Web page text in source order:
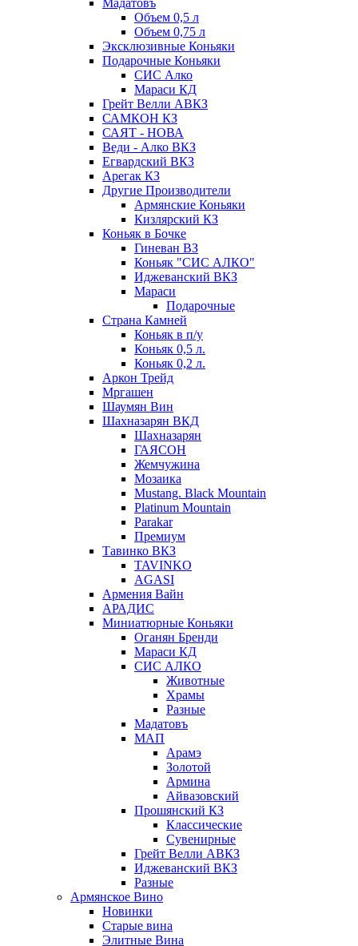
Мадатовъ
Объем 0,5 л
Объем 0,75 л
Эксклюзивные Коньяки
Подарочные Коньяки
СИС Алко
Мараси КД
Грейт Велли АВКЗ
САМКОН КЗ
САЯТ - НОВА
Веди - Алко ВКЗ
Егвардский ВКЗ
Арегак КЗ
Другие Производители
Армянские Коньяки
Кизлярский КЗ
Коньяк в Бочке
Гиневан ВЗ
Коньяк "СИС АЛКО"
Иджеванский ВКЗ
Мараси
Подарочные
Страна Камней
Коньяк в п/у
Коньяк 0,5 л.
Коньяк 0,2 л.
Аркон Трейд
Мргашен
Шаумян Вин
Шахназарян ВКД
Шахназарян
ГАЯСОН
Жемчужина
Мозаика
Mustang. Black Mountain
Platinum Mountain
Parakar
Премиум
Тавинко ВКЗ
TAVINKO
AGASI
Армения Вайн
АРАДИС
Миниатюрные Коньяки
Оганян Бренди
Мараси КД
СИС АЛКО
Животные
Храмы
Разные
Мадатовъ
МАП
Арамэ
Золотой
Армина
Айвазовский
Прошянский КЗ
Классические
Сувенирные
Грейт Велли АВКЗ
Иджеванский ВКЗ
Разные
Армянское Вино
Новинки
Старые вина
Элитные Вина